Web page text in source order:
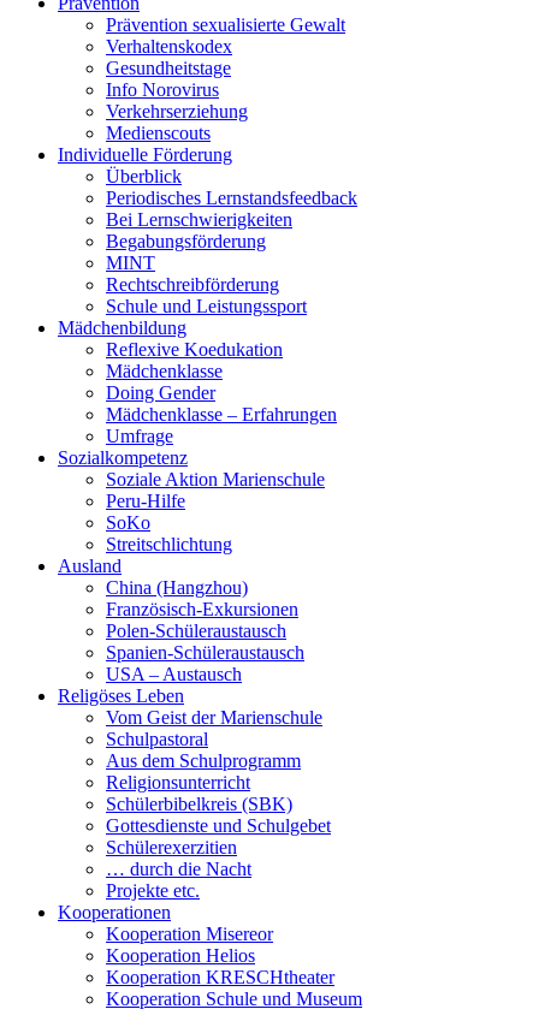
Prävention sexualisierte Gewalt
Verhaltenskodex
Gesundheitstage
Info Norovirus
Verkehrserziehung
Medienscouts
Individuelle Förderung
Überblick
Periodisches Lernstandsfeedback
Bei Lernschwierigkeiten
Begabungsförderung
MINT
Rechtschreibförderung
Schule und Leistungssport
Mädchenbildung
Reflexive Koedukation
Mädchenklasse
Doing Gender
Mädchenklasse – Erfahrungen
Umfrage
Sozialkompetenz
Soziale Aktion Marienschule
Peru-Hilfe
SoKo
Streitschlichtung
Ausland
China (Hangzhou)
Französisch-Exkursionen
Polen-Schüleraustausch
Spanien-Schüleraustausch
USA – Austausch
Religöses Leben
Vom Geist der Marienschule
Schulpastoral
Aus dem Schulprogramm
Religionsunterricht
Schülerbibelkreis (SBK)
Gottesdienste und Schulgebet
Schülerexerzitien
… durch die Nacht
Projekte etc.
Kooperationen
Kooperation Misereor
Kooperation Helios
Kooperation KRESCHtheater
Kooperation Schule und Museum